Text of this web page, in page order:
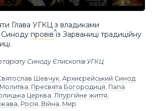
Глава УГКЦ з владиками
Синоду провівіз Зарваниці традиційну
Синоду Єпископів УГКЦ
Шевчук, Архиєрейський Синод
Молитва, Пресвята Богородиця, Папа
Церква, Літургійне життя,
, Росія, Війна, Мир